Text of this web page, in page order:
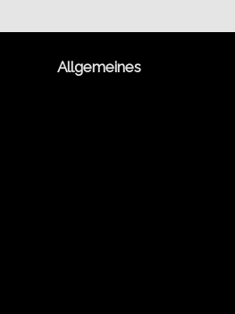
Allgemeines